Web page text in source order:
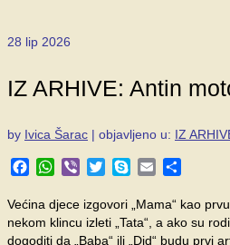
28 lip 2026
IZ ARHIVE: Antin
by Ivica Šarac | objavljeno u: IZ
Facebook
WhatsApp
Viber TwitterSkypeEmail
Većina djece izgovori „Mama“ kao
nekom klincu izleti „Tata“, a ako su
dogoditi da „Baba“ ili „Did“ budu prvi